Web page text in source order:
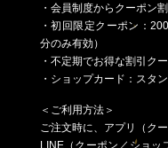
・会員制度からクーポン
・初回限定クーポン：
分のみ有効）
・不定期でお得な割引ク
・ショップカード：スタ
＜ご利用方法＞
ご注文時に、アプリ（ク
LINE（クーポン／ショッ